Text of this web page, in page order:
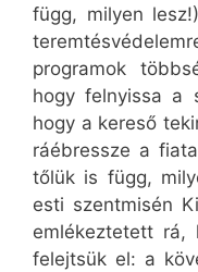
függ, milyen
programok
hogy felnyissa a
hogy a kereső
ráébressze a
tőlük is függ,
esti szentmisén
emlékeztetett
felejtsük el: a